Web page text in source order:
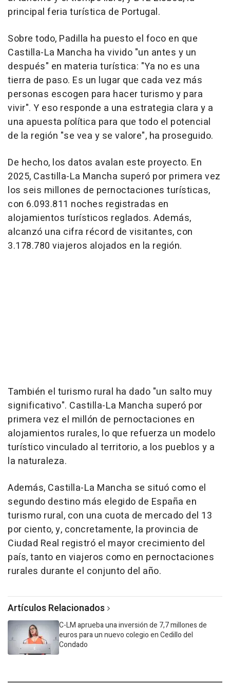
principal feria turística de Portugal.
Sobre todo, Padilla ha puesto el foco en que
Castilla-La Mancha ha vivido "un antes y un
después" en materia turística: "Ya no es una
tierra de paso. Es un lugar que cada vez más
personas escogen para hacer turismo y para
vivir". Y eso responde a una estrategia clara y a
una apuesta política para que todo el potencial
de la región "se vea y se valore", ha proseguido.
De hecho, los datos avalan este proyecto. En
2025, Castilla-La Mancha superó por primera vez
los seis millones de pernoctaciones turísticas,
con 6.093.811 noches registradas en
alojamientos turísticos reglados. Además,
alcanzó una cifra récord de visitantes, con
3.178.780 viajeros alojados en la región.
También el turismo rural ha dado "un salto muy
significativo". Castilla-La Mancha superó por
primera vez el millón de pernoctaciones en
alojamientos rurales, lo que refuerza un modelo
turístico vinculado al territorio, a los pueblos y a
la naturaleza.
Además, Castilla-La Mancha se situó como el
segundo destino más elegido de España en
turismo rural, con una cuota de mercado del 13
por ciento, y, concretamente, la provincia de
Ciudad Real registró el mayor crecimiento del
país, tanto en viajeros como en pernoctaciones
rurales durante el conjunto del año.
Artículos Relacionados
C-LM aprueba una inversión de 7,7 millones de
euros para un nuevo colegio en Cedillo del
Condado